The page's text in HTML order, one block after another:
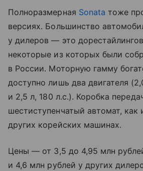
Полноразмерная Sonata тоже
версиях. Большинство
у дилеров — это
некоторые из которых были
в России. Моторную гамму
доступно лишь два двигателя
и 2,5 л, 180 л.с.). Коробка
шестиступенчатый автомат, как
других корейских машинах.
Цены — от 3,5 до 4,95 млн
и 4,6 млн рублей у других